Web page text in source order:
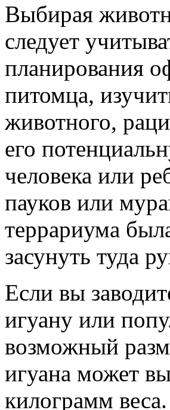
Выбирая
следует
планирования
питомца,
животного,
его
человека или
пауков или
террариума
засунуть туда
Если вы
игуану или
возможный
игуана может
килограмм